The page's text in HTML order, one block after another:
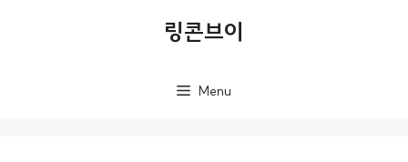
링콘브이
Menu